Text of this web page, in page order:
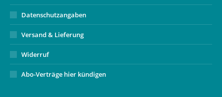
Datenschutzangaben
Versand & Lieferung
Widerruf
Abo-Verträge hier kündigen